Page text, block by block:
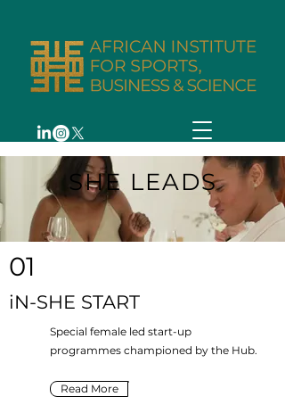
SHE LEADS
01
iN-SHE START
Special female led start-up
programmes championed by the Hub.
Read More